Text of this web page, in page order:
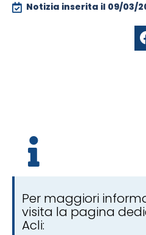
Notizia inserita il 09/03/
Per maggiori
visita la pagina
Acli: